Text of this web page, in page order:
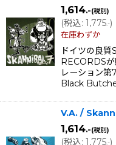
1,614.-(税別)
(税込: 1,775.-)
在庫わずか
ドイツの良
RECORDSが
レーション第
Black
V.A. /
1,614.-(税別)
(税込: 1,775.-)